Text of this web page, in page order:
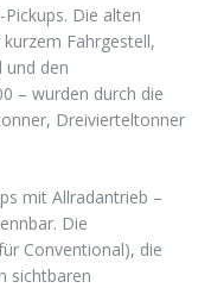
Die alten
Fahrgestell,
und den
– wurden durch die
Dreivierteltonner
mit Allradantrieb –
Die
Conventional), die
sichtbaren